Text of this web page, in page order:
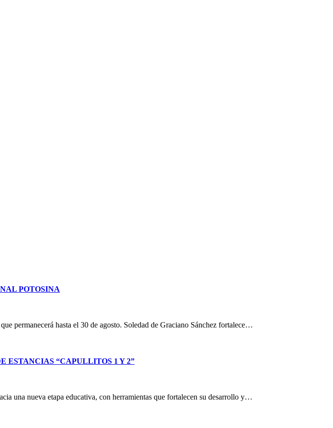
POTOSINA
permanecerá hasta el 30 de agosto. Soledad de Graciano Sánchez fortalece…
ESTANCIAS “CAPULLITOS 1 Y 2”
una nueva etapa educativa, con herramientas que fortalecen su desarrollo y…